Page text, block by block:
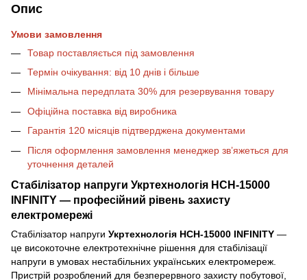
Опис
Умови замовлення
Товар поставляється під замовлення
Термін очікування: від 10 днів і більше
Мінімальна передплата 30% для резервування товару
Офіційна поставка від виробника
Гарантія 120 місяців підтверджена документами
Після оформлення замовлення менеджер зв’яжеться для
уточнення деталей
Стабілізатор напруги Укртехнологія НСН-15000
INFINITY — професійний рівень захисту
електромережі
Стабілізатор напруги Укртехнологія НСН-15000 INFINITY —
це високоточне електротехнічне рішення для стабілізації
напруги в умовах нестабільних українських електромереж.
Пристрій розроблений для безперервного захисту побутової,